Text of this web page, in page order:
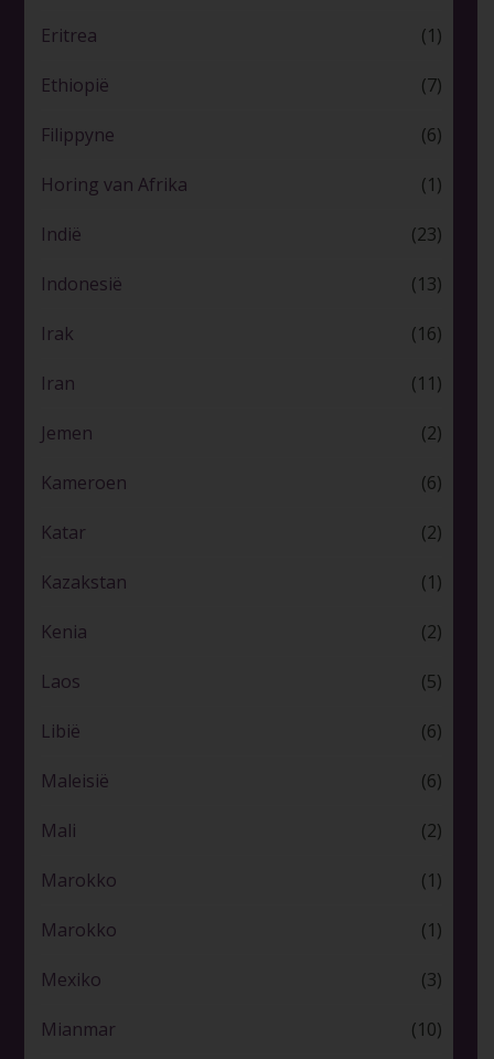
Eritrea (1)
Ethiopië (7)
Filippyne (6)
Horing van Afrika (1)
Indië (23)
Indonesië (13)
Irak (16)
Iran (11)
Jemen (2)
Kameroen (6)
Katar (2)
Kazakstan (1)
Kenia (2)
Laos (5)
Libië (6)
Maleisië (6)
Mali (2)
Marokko (1)
Marokko (1)
Mexiko (3)
Mianmar (10)